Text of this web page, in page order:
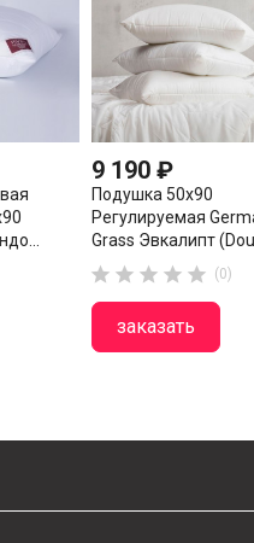
9 190 ₽
Подушка 50х90
Регулируемая
Grass Эвкалипт
     (0)
заказать